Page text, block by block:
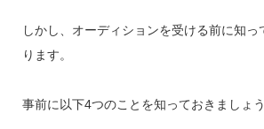
しかし、オーディションを受ける前に知っ
ります。
事前に以下4つのことを知っておきましょう